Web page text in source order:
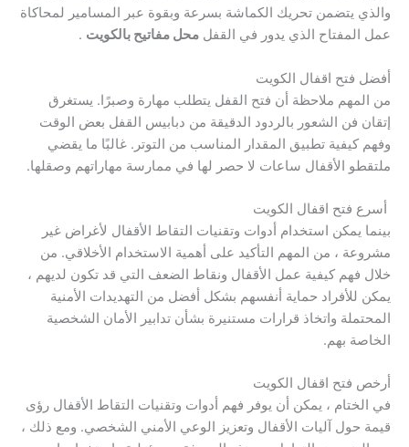
والذي يتضمن تحريك الكماشة بسرعة وبقوة عبر المسامير لمحاكاة
عمل المفتاح الذي يدور في القفل محل مفاتيح بالكويت .
أفضل فتح اقفال الكويت
من المهم ملاحظة أن فتح القفل يتطلب مهارة وصبرًا. يستغرق
إتقان فن الشعور بالردود الدقيقة من دبابيس القفل بعض الوقت
وفهم كيفية تطبيق المقدار المناسب من التوتر. غالبًا ما يقضي
ملتقطو الأقفال ساعات لا حصر لها في ممارسة مهاراتهم وصقلها.
أسرع فتح اقفال الكويت
بينما يمكن استخدام أدوات وتقنيات التقاط الأقفال لأغراض غير
مشروعة ، من المهم التأكيد على أهمية الاستخدام الأخلاقي. من
خلال فهم كيفية عمل الأقفال ونقاط الضعف التي قد تكون لديهم ،
يمكن للأفراد حماية أنفسهم بشكل أفضل من التهديدات الأمنية
المحتملة واتخاذ قرارات مستنيرة بشأن تدابير الأمان الشخصية
الخاصة بهم.
أرخص فتح اقفال الكويت
في الختام ، يمكن أن يوفر فهم أدوات وتقنيات التقاط الأقفال رؤى
قيمة حول آليات الأقفال وتعزيز الوعي الأمني ​​الشخصي. ومع ذلك ،